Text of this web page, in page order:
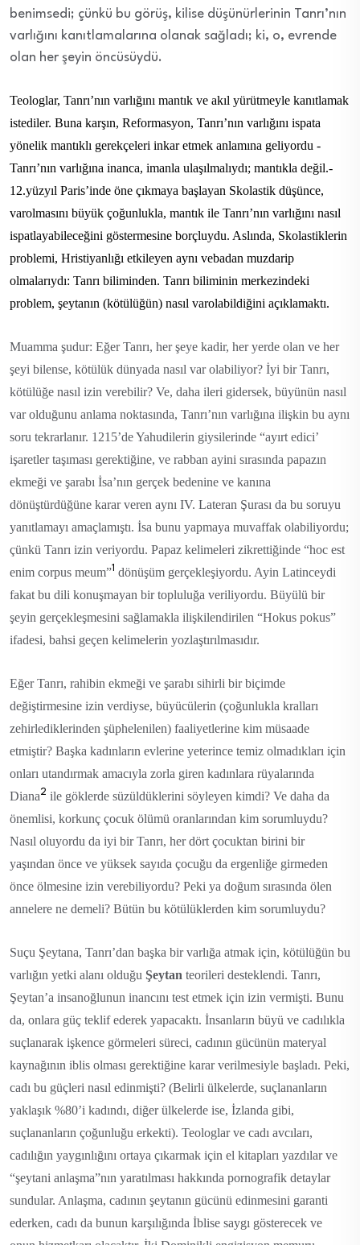
benimsedi; çünkü bu görüş, kilise düşünürlerinin Tanrı’nın
varlığını kanıtlamalarına olanak sağladı; ki, o, evrende
olan her şeyin öncüsüydü.
Teologlar, Tanrı’nın varlığını mantık ve akıl yürütmeyle kanıtlamak
istediler. Buna karşın, Reformasyon, Tanrı’nın varlığını ispata
yönelik mantıklı gerekçeleri inkar etmek anlamına geliyordu -
Tanrı’nın varlığına inanca, imanla ulaşılmalıydı; mantıkla değil.-
12.yüzyıl Paris’inde öne çıkmaya başlayan Skolastik düşünce,
varolmasını büyük çoğunlukla, mantık ile Tanrı’nın varlığını nasıl
ispatlayabileceğini göstermesine borçluydu. Aslında, Skolastiklerin
problemi, Hristiyanlığı etkileyen aynı vebadan muzdarip
olmalarıydı: Tanrı biliminden. Tanrı biliminin merkezindeki
problem, şeytanın (kötülüğün) nasıl varolabildiğini açıklamaktı.
Muamma şudur: Eğer Tanrı, her şeye kadir, her yerde olan ve her
şeyi bilense, kötülük dünyada nasıl var olabiliyor? İyi bir Tanrı,
kötülüğe nasıl izin verebilir? Ve, daha ileri gidersek, büyünün nasıl
var olduğunu anlama noktasında, Tanrı’nın varlığına ilişkin bu aynı
soru tekrarlanır. 1215’de Yahudilerin giysilerinde “ayırt edici’
işaretler taşıması gerektiğine, ve rabban ayini sırasında papazın
ekmeği ve şarabı İsa’nın gerçek bedenine ve kanına
dönüştürdüğüne karar veren aynı IV. Lateran Şurası da bu soruyu
yanıtlamayı amaçlamıştı. İsa bunu yapmaya muvaffak olabiliyordu;
çünkü Tanrı izin veriyordu. Papaz kelimeleri zikrettiğinde “hoc est
enim corpus meum”1 dönüşüm gerçekleşiyordu. Ayin Latinceydi
fakat bu dili konuşmayan bir topluluğa veriliyordu. Büyülü bir
şeyin gerçekleşmesini sağlamakla ilişkilendirilen “Hokus pokus”
ifadesi, bahsi geçen kelimelerin yozlaştırılmasıdır.
Eğer Tanrı, rahibin ekmeği ve şarabı sihirli bir biçimde
değiştirmesine izin verdiyse, büyücülerin (çoğunlukla kralları
zehirlediklerinden şüphelenilen) faaliyetlerine kim müsaade
etmiştir? Başka kadınların evlerine yeterince temiz olmadıkları için
onları utandırmak amacıyla zorla giren kadınlara rüyalarında
Diana2 ile göklerde süzüldüklerini söyleyen kimdi? Ve daha da
önemlisi, korkunç çocuk ölümü oranlarından kim sorumluydu?
Nasıl oluyordu da iyi bir Tanrı, her dört çocuktan birini bir
yaşından önce ve yüksek sayıda çocuğu da ergenliğe girmeden
önce ölmesine izin verebiliyordu? Peki ya doğum sırasında ölen
annelere ne demeli? Bütün bu kötülüklerden kim sorumluydu?
Suçu Şeytana, Tanrı’dan başka bir varlığa atmak için, kötülüğün bu
varlığın yetki alanı olduğu Şeytan teorileri desteklendi. Tanrı,
Şeytan’a insanoğlunun inancını test etmek için izin vermişti. Bunu
da, onlara güç teklif ederek yapacaktı. İnsanların büyü ve cadılıkla
suçlanarak işkence görmeleri süreci, cadının gücünün materyal
kaynağının iblis olması gerektiğine karar verilmesiyle başladı. Peki,
cadı bu güçleri nasıl edinmişti? (Belirli ülkelerde, suçlananların
yaklaşık %80’i kadındı, diğer ülkelerde ise, İzlanda gibi,
suçlananların çoğunluğu erkekti). Teologlar ve cadı avcıları,
cadılığın yaygınlığını ortaya çıkarmak için el kitapları yazdılar ve
“şeytani anlaşma”nın yaratılması hakkında pornografik detaylar
sundular. Anlaşma, cadının şeytanın gücünü edinmesini garanti
ederken, cadı da bunun karşılığında İblise saygı gösterecek ve